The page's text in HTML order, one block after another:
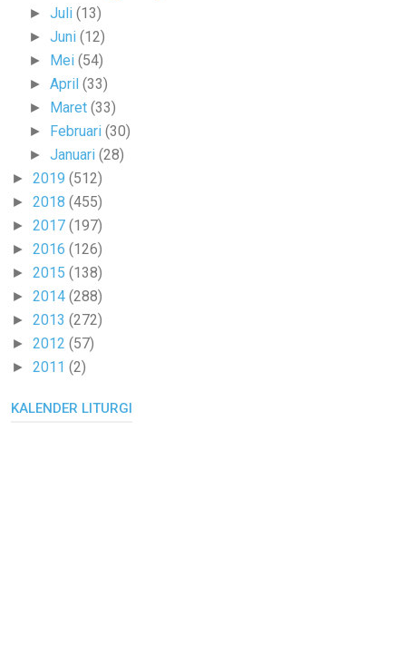
►Juli(13)
►Juni(12)
► Mei(54)
►April(33)
► Maret(33)
► Februari(30)
►Januari(28)
► 2019 (512)
► 2018 (455)
► 2017 (197)
► 2016 (126)
► 2015 (138)
► 2014 (288)
► 2013 (272)
► 2012 (57)
► 2011 (2)
KALENDER LITURGI